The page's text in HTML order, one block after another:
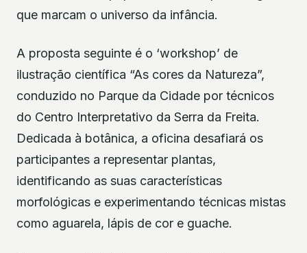
que marcam o universo da infância.
A proposta seguinte é o ‘workshop’ de
ilustração científica “As cores da Natureza”,
conduzido no Parque da Cidade por técnicos
do Centro Interpretativo da Serra da Freita.
Dedicada à botânica, a oficina desafiará os
participantes a representar plantas,
identificando as suas caracterís­ticas
morfológicas e experimentando técnicas mistas
como aguarela, lápis de cor e guache.